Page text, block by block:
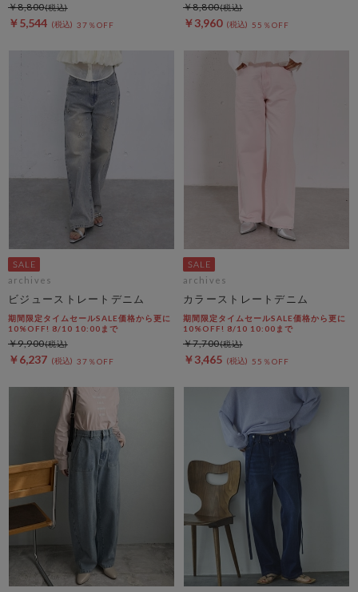
￥5,544 37％OFF
￥8,800
￥3,960 55％OFF
￥8,800
archives
ビジューストレートデニム
期間限定タイムセールSALE価格から更に
10%OFF! 8/10 10:00まで
￥6,237 37％OFF
￥9,900
archives
カラーストレートデニム
期間限定タイムセールSALE価格から更に
10%OFF! 8/10 10:00まで
￥3,465 55％OFF
￥7,700